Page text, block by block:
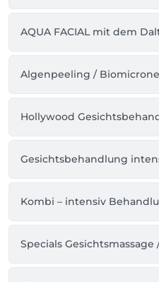
AQUA FACIAL mit dem
Algenpeeling /
Hollywood
Gesichtsbehandlung
Kombi – intensiv
Specials